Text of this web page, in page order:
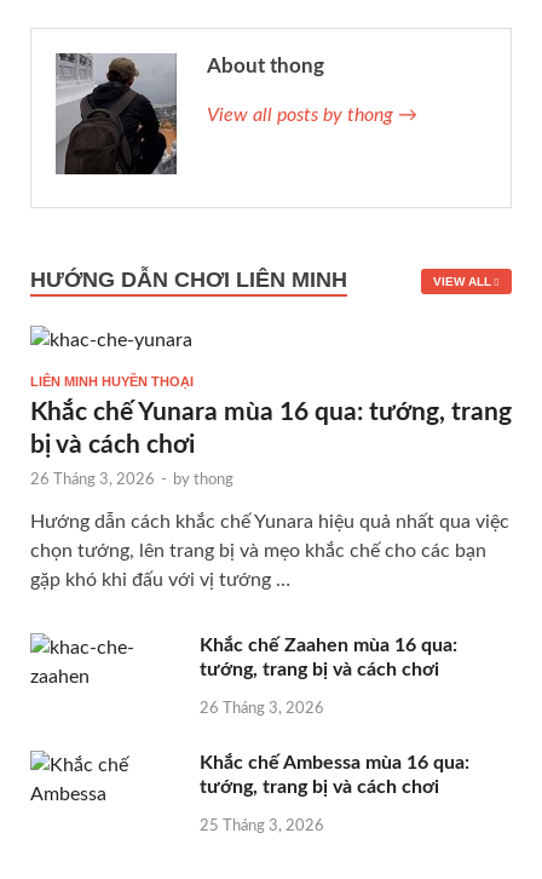
About thong
View all posts by thong →
HƯỚNG DẪN CHƠI LIÊN MINH VIEW ALL
LIÊN MINH HUYỀN THOẠI
Khắc chế Yunara mùa 16 qua: tướng, trang
bị và cách chơi
26 Tháng 3, 2026 - by thong
Hướng dẫn cách khắc chế Yunara hiệu quả nhất qua việc
chọn tướng, lên trang bị và mẹo khắc chế cho các bạn
gặp khó khi đấu với vị tướng …
Khắc chế Zaahen mùa 16 qua:
tướng, trang bị và cách chơi
26 Tháng 3, 2026
Khắc chế Ambessa mùa 16 qua:
tướng, trang bị và cách chơi
25 Tháng 3, 2026